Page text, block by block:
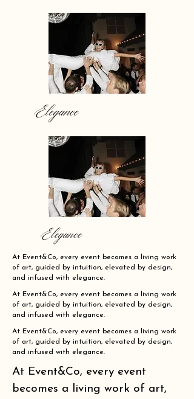
Elegance
Elegance
At Event&Co, every event becomes a living work
of art, guided by intuition, elevated by design,
and infused with elegance.
At Event&Co, every event becomes a living work
of art, guided by intuition, elevated by design,
and infused with elegance.
At Event&Co, every event becomes a living work
of art, guided by intuition, elevated by design,
and infused with elegance.
At Event&Co, every event
becomes a living work of art,